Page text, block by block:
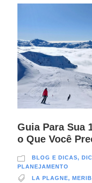
Guia Para Sua
o Que Você
BLOG E DICAS,
PLANEJAMENTO
LA PLAGNE,